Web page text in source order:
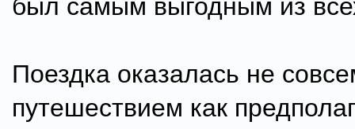
был самым выгодным из
Поездка оказалась не
путешествием как